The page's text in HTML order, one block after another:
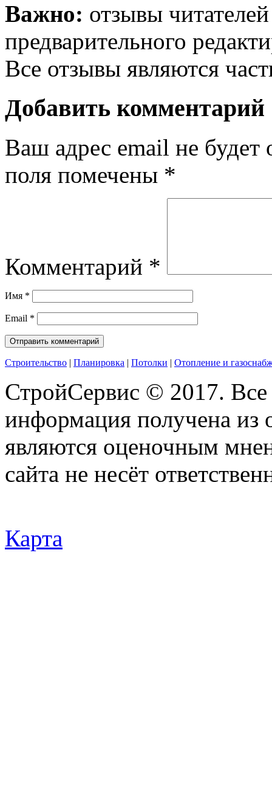
Важно: отзывы
предварительного
Все отзывы являются
Добавить комментарий
Ваш адрес email не будет
поля помечены *
Комментарий *
Имя *
Email *
Строительство | Планировка | Потолки | Отопление и
СтройСервис © 2017.
информация получена из
являются оценочным
сайта не несёт
Карта